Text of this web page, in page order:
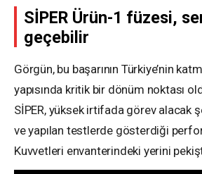
SİPER Ürün-1 füzesi,
geçebilir
Görgün, bu başarının Türkiye’nin
yapısında kritik bir dönüm noktası
SİPER, yüksek irtifada görev alacak
ve yapılan testlerde gösterdiği
Kuvvetleri envanterindeki yerini